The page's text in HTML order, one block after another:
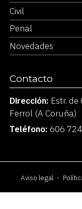
Civil
Penal
Novedades
Contacto
Dirección: Estr.
Ferrol (A Coruña)
Teléfono: 606
Aviso legal -